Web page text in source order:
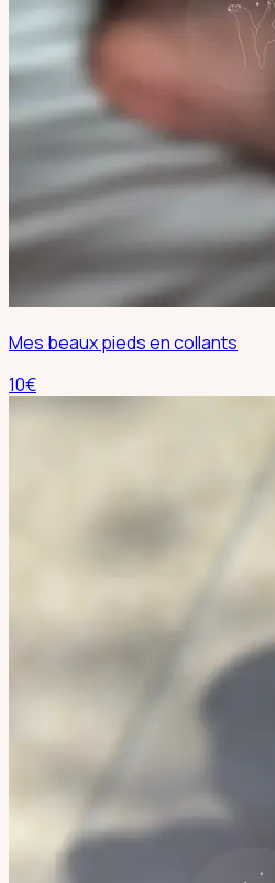
Mes beaux pieds en collants
10€